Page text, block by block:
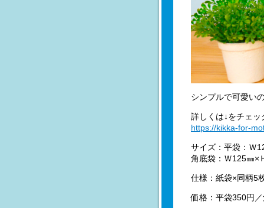
シンプルで可愛い
詳しくは↓をチェッ
https://kikka-for-
サイズ：平袋：Ｗ
角底袋：Ｗ125㎜×
仕様：紙袋×同柄5
価格：平袋350円